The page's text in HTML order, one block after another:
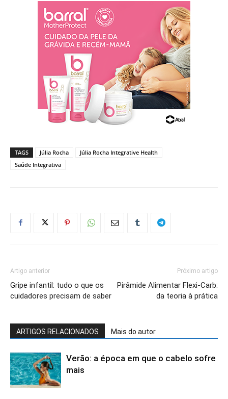
TAGS Júlia Rocha
Júlia Rocha Integrative Health
Saúde Integrativa
Artigo anterior
Gripe infantil: tudo o que os
cuidadores precisam de saber
Próximo artigo
Pirâmide Alimentar Flexi-Carb:
da teoria à prática
ARTIGOS RELACIONADOS Mais do autor
Verão: a época em que o cabelo sofre
mais